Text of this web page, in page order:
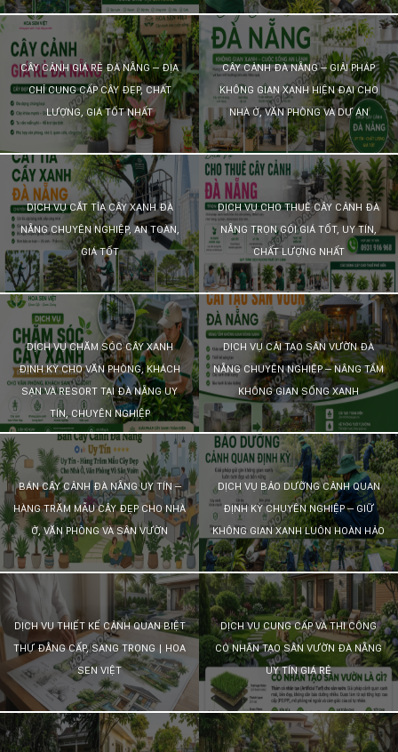
Hotline
:
0931.914.968
hoasenvietdn@gmail.com
573
Nguyễn
Hữu
Thọ
Cẩm
Lệ
-
Đà
nẵng
132
-
168
Võ
Chí
Công
-
Hòa
Quý
-
TP.
Đà
Nẵng
CÂY CẢNH GIÁ RẺ ĐÀ NẴNG – ĐỊA
CHỈ CUNG CẤP CÂY ĐẸP, CHẤT
LƯỢNG, GIÁ TỐT NHẤT
CÂY CẢNH ĐÀ NẴNG – GIẢI PHÁP
KHÔNG GIAN XANH HIỆN ĐẠI CHO
NHÀ Ở, VĂN PHÒNG VÀ DỰ ÁN
DỊCH VỤ CẮT TỈA CÂY XANH ĐÀ
NẴNG CHUYÊN NGHIỆP, AN TOÀN,
GIÁ TỐT
DỊCH VỤ CHO THUÊ CÂY CẢNH ĐÀ
NẴNG TRỌN GÓI GIÁ TỐT, UY TÍN,
CHẤT LƯỢNG NHẤT
DỊCH VỤ CHĂM SÓC CÂY XANH
ĐỊNH KỲ CHO VĂN PHÒNG, KHÁCH
SẠN VÀ RESORT TẠI ĐÀ NẴNG UY
TÍN, CHUYÊN NGHIỆP
DỊCH VỤ CẢI TẠO SÂN VƯỜN ĐÀ
NẴNG CHUYÊN NGHIỆP – NÂNG TẦM
KHÔNG GIAN SỐNG XANH
BÁN CÂY CẢNH ĐÀ NẴNG UY TÍN –
HÀNG TRĂM MẪU CÂY ĐẸP CHO NHÀ
Ở, VĂN PHÒNG VÀ SÂN VƯỜN
DỊCH VỤ BẢO DƯỠNG CẢNH QUAN
ĐỊNH KỲ CHUYÊN NGHIỆP – GIỮ
KHÔNG GIAN XANH LUÔN HOÀN HẢO
DỊCH VỤ THIẾT KẾ CẢNH QUAN BIỆT
THỰ ĐẲNG CẤP, SANG TRỌNG | HOA
SEN VIỆT
DỊCH VỤ CUNG CẤP VÀ THI CÔNG
CỎ NHÂN TẠO SÂN VƯỜN ĐÀ NẴNG
UY TÍN GIÁ RẺ